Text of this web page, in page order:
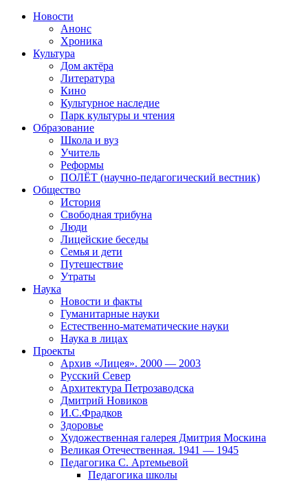
Новости
Анонс
Хроника
Культура
Дом актёра
Литература
Кино
Культурное наследие
Парк культуры и чтения
Образование
Школа и вуз
Учитель
Реформы
ПОЛЁТ (научно-педагогический вестник)
Общество
История
Свободная трибуна
Люди
Лицейские беседы
Семья и дети
Путешествие
Утраты
Наука
Новости и факты
Гуманитарные науки
Естественно-математические науки
Наука в лицах
Проекты
Архив «Лицея». 2000 — 2003
Русский Север
Архитектура Петрозаводска
Дмитрий Новиков
И.С.Фрадков
Здоровье
Художественная галерея Дмитрия Москина
Великая Отечественная. 1941 — 1945
Педагогика С. Артемьевой
Педагогика школы